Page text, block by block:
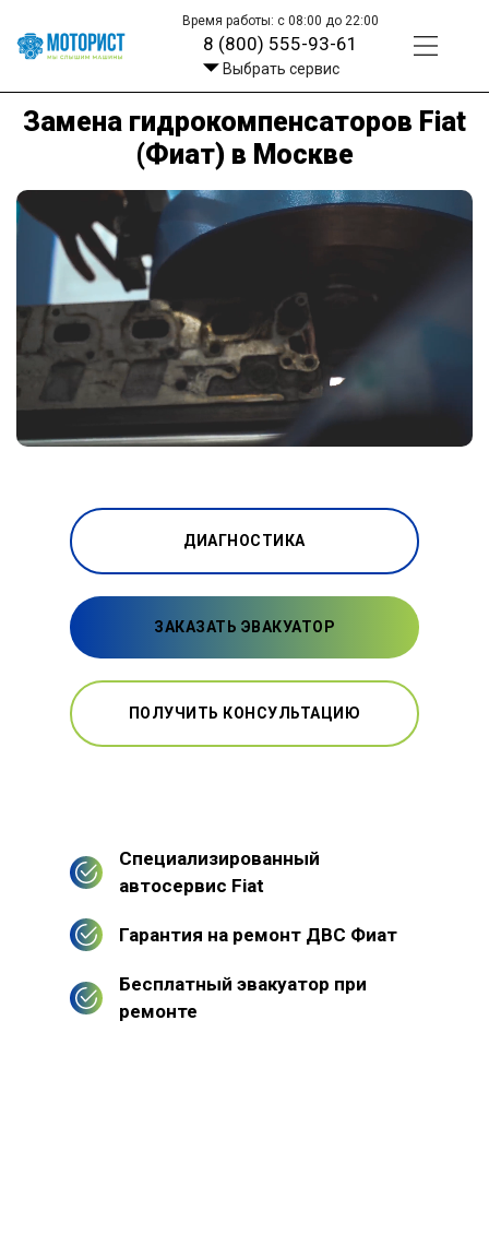
Время работы: с 08:00 до 22:00
8 (800) 555-93-61
Выбрать сервис
Замена гидрокомпенсаторов Fiat
(Фиат) в Москве
ДИАГНОСТИКА
ЗАКАЗАТЬ ЭВАКУАТОР
ПОЛУЧИТЬ КОНСУЛЬТАЦИЮ
Специализированный
автосервис Fiat
Гарантия на ремонт ДВС Фиат
Бесплатный эвакуатор при
ремонте